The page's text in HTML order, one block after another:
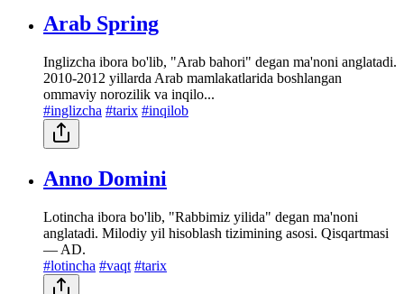
Arab Spring
Inglizcha ibora bo'lib, "Arab bahori" degan ma'noni anglatadi.
2010-2012 yillarda Arab mamlakatlarida boshlangan
ommaviy norozilik va inqilo...
#inglizcha #tarix #inqilob
Anno Domini
Lotincha ibora bo'lib, "Rabbimiz yilida" degan ma'noni
anglatadi. Milodiy yil hisoblash tizimining asosi. Qisqartmasi
— AD.
#lotincha #vaqt #tarix